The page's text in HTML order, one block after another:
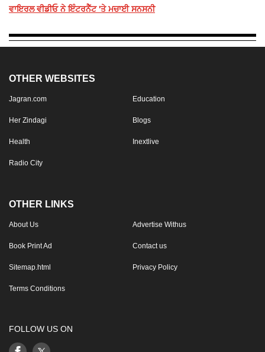
ਵਾਇਰਲ ਵੀਡੀਓ ਨੇ ਇੰਟਰਨੈੱਟ 'ਤੇ ਮਚਾਈ ਸਨਸਨੀ
OTHER WEBSITES
Jagran.com Education
Her Zindagi Blogs
Health Inextlive
Radio City
OTHER LINKS
About Us Advertise Withus
Book Print Ad Contact us
Sitemap.html Privacy Policy
Terms Conditions
FOLLOW US ON